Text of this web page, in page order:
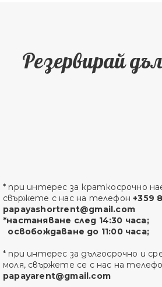
Резервирай
* при интерес за краткосрочно
свържете с нас на телефон+359
papayashortrent@gmail.com
*настаняване след 14:30 часа;
освобождаване до 11:00 часа;
* при интерес за дългосрочно и
моля, свържете се с нас на
papayarent@gmail.com